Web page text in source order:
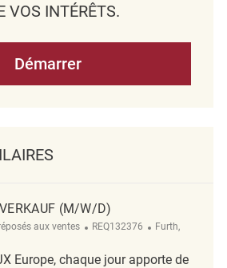
VOS INTÉRÊTS.
Démarrer
(M/W/D)
aux ventes ReqId
REQ132376 Emplacement
Furth,
Europe, chaque jour apporte de